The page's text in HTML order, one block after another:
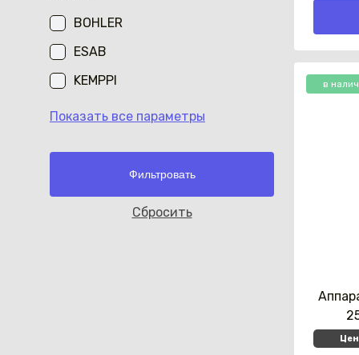
BOHLER
ESAB
KEMPPI
Показать все параметры
Cбросить
в